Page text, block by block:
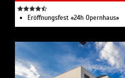
Eröffnungsfest «24h Opernhaus»